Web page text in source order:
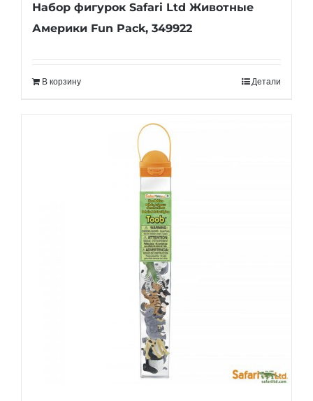
Набор фигурок Safari Ltd Животные
Америки Fun Pack, 349922
В корзину Детали